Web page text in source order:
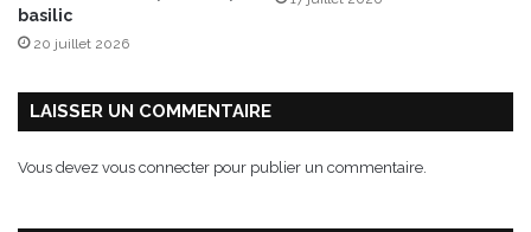
i
e
x
basilic
20 juillet 2026
LAISSER UN COMMENTAIRE
Vous devez vous connecter pour publier un commentaire.